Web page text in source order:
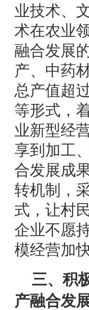
业技术、
术在农业
融合发展
产、中药
总产值超
等形式，
业新型经
享到加工
合发展成
转机制，
式，让村
企业不愿
模经营加
三、积
产融合发